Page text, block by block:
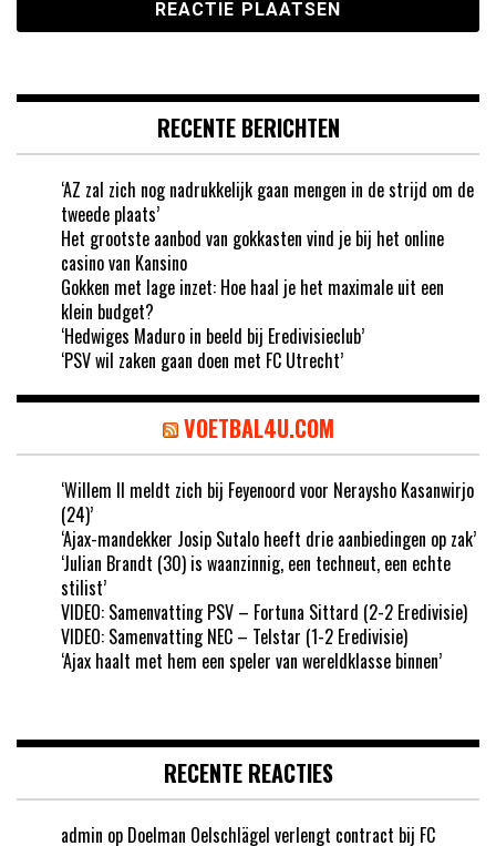
RECENTE BERICHTEN
‘AZ zal zich nog nadrukkelijk gaan mengen in de strijd om de
tweede plaats’
Het grootste aanbod van gokkasten vind je bij het online
casino van Kansino
Gokken met lage inzet: Hoe haal je het maximale uit een
klein budget?
‘Hedwiges Maduro in beeld bij Eredivisieclub’
‘PSV wil zaken gaan doen met FC Utrecht’
VOETBAL4U.COM
‘Willem II meldt zich bij Feyenoord voor Neraysho Kasanwirjo
(24)’
‘Ajax-mandekker Josip Sutalo heeft drie aanbiedingen op zak’
‘Julian Brandt (30) is waanzinnig, een techneut, een echte
stilist’
VIDEO: Samenvatting PSV – Fortuna Sittard (2-2 Eredivisie)
VIDEO: Samenvatting NEC – Telstar (1-2 Eredivisie)
‘Ajax haalt met hem een speler van wereldklasse binnen’
RECENTE REACTIES
admin op Doelman Oelschlägel verlengt contract bij FC